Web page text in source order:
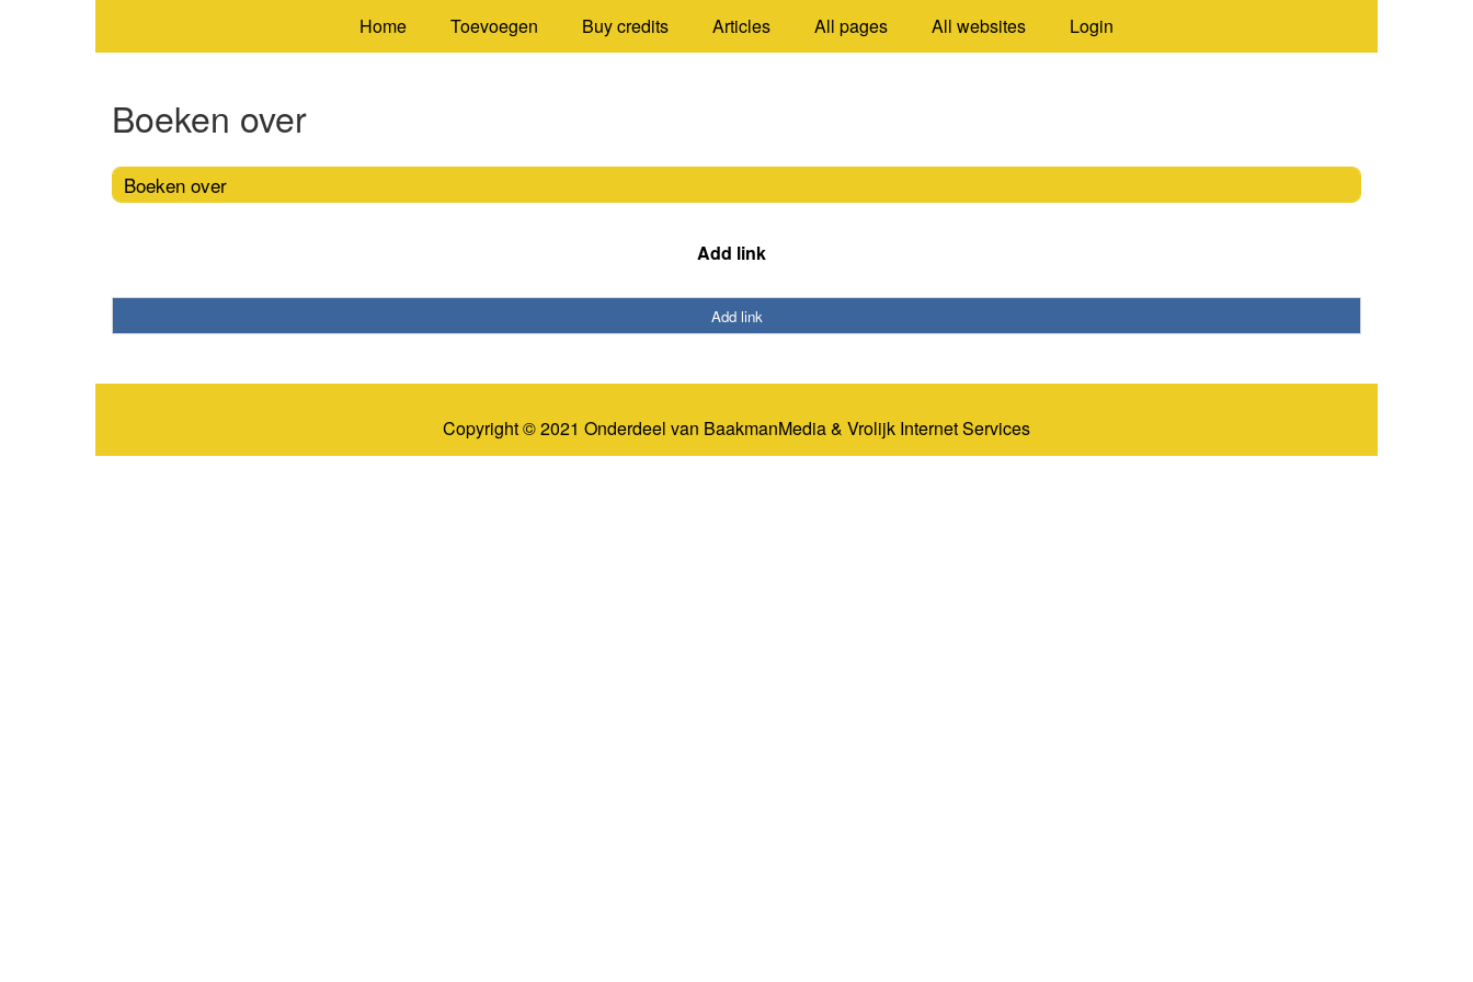
Home Toevoegen Buy credits Articles All pages All websites Login
Boeken over
Boeken over
Add link
Add link
Copyright © 2021 Onderdeel van BaakmanMedia& Vrolijk Internet Services